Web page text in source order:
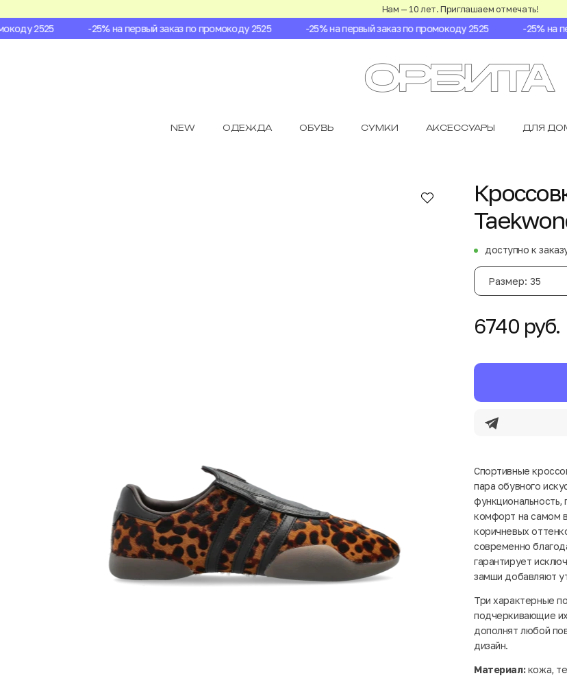
Нам — 10 лет. Приглашаем отмечать!
2525 -25% на первый заказ по промокоду 2525 -25% на первый заказ по промокоду 2525 -25% на
NEW ОДЕЖДА ОБУВЬ СУМКИ АКСЕССУАРЫ ДЛЯ
доступно к
Размер: 35
6740 руб.
Спортивные
пара обувного
комфорт на самом
коричневых
современно
гарантирует
замши добавляют
Три характерные
подчеркивающие
дополнят любой
дизайн.
Материал:кожа,